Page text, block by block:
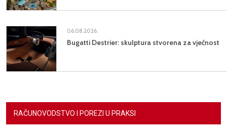
06.08.2026.
Bugatti Destrier: skulptura stvorena za vječnost
RAČUNOVODSTVO I POREZI U PRAKSI